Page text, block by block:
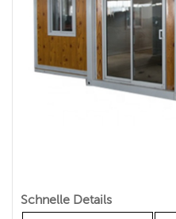
Schnelle Details